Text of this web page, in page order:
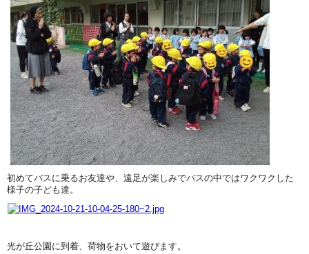
初めてバスに乗るお友達や、遠足が楽しみでバスの中ではワクワクした
様子の子ども達。
光が丘公園に到着、荷物をおいて遊びます。